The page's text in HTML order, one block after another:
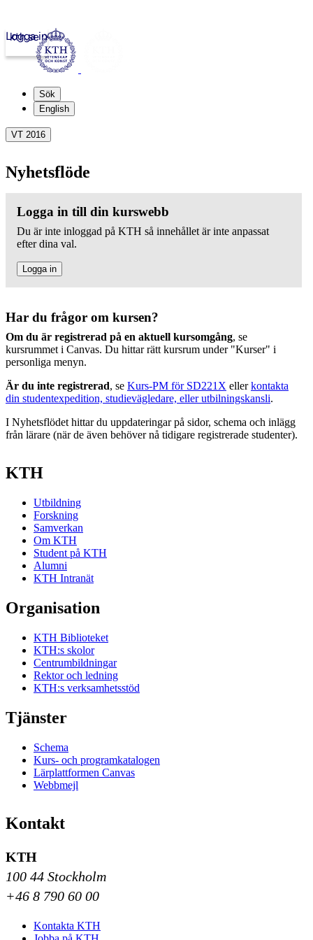
kth.se
Logga in
Sök
English
VT 2016
Nyhetsflöde
Logga in till din kurswebb
Du är inte inloggad på KTH så innehållet är inte anpassat
efter dina val.
Logga in
Har du frågor om kursen?
Om du är registrerad på en aktuell kursomgång, se
kursrummet i Canvas. Du hittar rätt kursrum under "Kurser" i
personliga menyn.
Är du inte registrerad, se Kurs-PM för SD221X ellerkontakta
din studentexpedition, studievägledare, eller utbilningskansli.
I Nyhetsflödet hittar du uppdateringar på sidor, schema och inlägg
från lärare (när de även behöver nå tidigare registrerade studenter).
KTH
Utbildning
Forskning
Samverkan
Om KTH
Student på KTH
Alumni
KTH Intranät
Organisation
KTH Biblioteket
KTH:s skolor
Centrumbildningar
Rektor och ledning
KTH:s verksamhetsstöd
Tjänster
Schema
Kurs- och programkatalogen
Lärplattformen Canvas
Webbmejl
Kontakt
KTH
100 44 Stockholm
+46 8 790 60 00
Kontakta KTH